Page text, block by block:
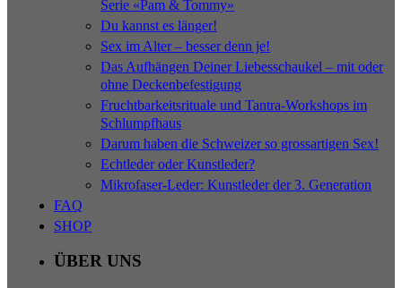
Serie «Pam & Tommy»
Du kannst es länger!
Sex im Alter – besser denn je!
Das Aufhängen Deiner Liebesschaukel – mit oder
ohne Deckenbefestigung
Fruchtbarkeitsrituale und Tantra-Workshops im
Schlumpfhaus
Darum haben die Schweizer so grossartigen Sex!
Echtleder oder Kunstleder?
Mikrofaser-Leder: Kunstleder der 3. Generation
FAQ
SHOP
ÜBER UNS